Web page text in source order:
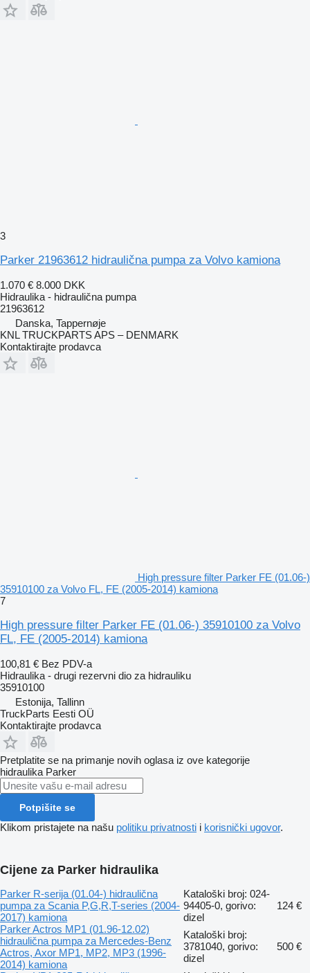
3
Parker 21963612 hidraulična pumpa za Volvo kamiona
1.070 € 8.000 DKK
Hidraulika - hidraulična pumpa
21963612
Danska, Tappernøje
KNL TRUCKPARTS APS – DENMARK
Kontaktirajte prodavca
High pressure filter Parker FE (01.06-)
35910100 za Volvo FL, FE (2005-2014) kamiona
7
High pressure filter Parker FE (01.06-) 35910100 za Volvo
FL, FE (2005-2014) kamiona
100,81 € Bez PDV-a
Hidraulika - drugi rezervni dio za hidrauliku
35910100
Estonija, Tallinn
TruckParts Eesti OÜ
Kontaktirajte prodavca
Pretplatite se na primanje novih oglasa iz ove kategorije
hidraulika Parker
Potpišite se
Klikom pristajete na našu politiku privatnosti i korisnički ugovor.
Cijene za Parker hidraulika
Parker R-serija (01.04-) hidraulična
pumpa za Scania P,G,R,T-series (2004-
2017) kamiona
Kataloški broj: 024-
94405-0, gorivo:
dizel
124 €
Parker Actros MP1 (01.96-12.02)
hidraulična pumpa za Mercedes-Benz
Actros, Axor MP1, MP2, MP3 (1996-
2014) kamiona
Kataloški broj:
3781040, gorivo:
dizel
500 €